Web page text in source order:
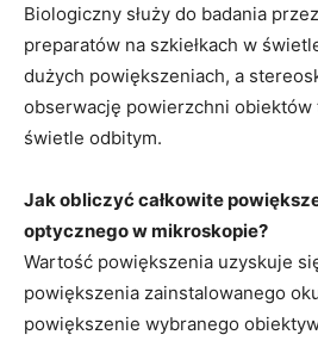
Biologiczny służy do badania
preparatów na szkiełkach w
dużych powiększeniach, a
obserwację powierzchni
świetle odbitym.
Jak obliczyć całkowite
optycznego w mikroskopie?
Wartość powiększenia uzyskuje
powiększenia zainstalowanego
powiększenie wybranego